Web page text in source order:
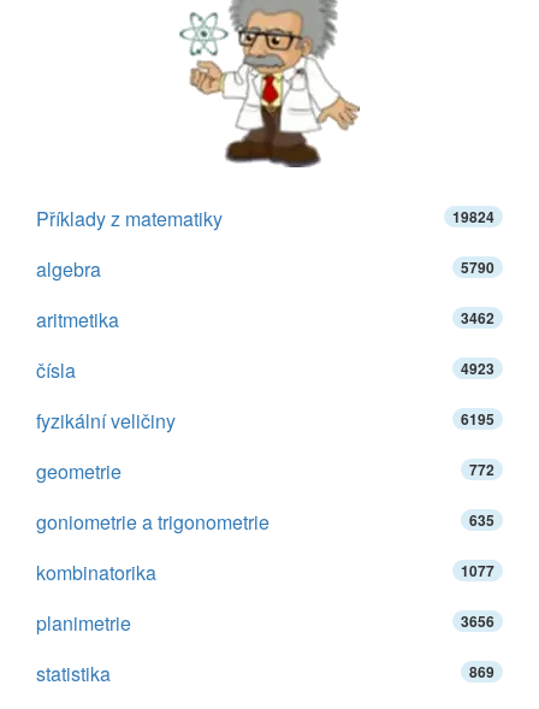
Příklady z matematiky 19824
algebra 5790
aritmetika 3462
čísla 4923
fyzikální veličiny 6195
geometrie 772
goniometrie a trigonometrie 635
kombinatorika 1077
planimetrie 3656
statistika 869